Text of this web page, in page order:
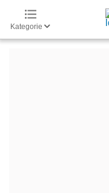
Kategorie